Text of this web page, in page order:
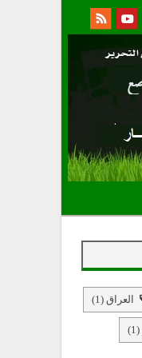
العراق (1)
(1)